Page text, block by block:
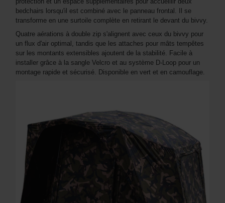
bedchairs lorsqu'il est combiné avec le panneau frontal. Il se
transforme en une surtoile complète en retirant le devant du bivvy.
Quatre aérations à double zip s'alignent avec ceux du bivvy pour
un flux d'air optimal, tandis que les attaches pour mâts tempêtes
sur les montants extensibles ajoutent de la stabilité. Facile à
installer grâce à la sangle Velcro et au système D-Loop pour un
montage rapide et sécurisé. Disponible en vert et en camouflage.